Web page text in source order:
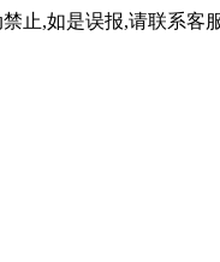
止,如是误报,请联系客